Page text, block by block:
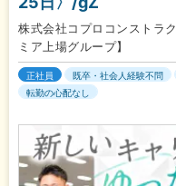
株式会社コプロコンストラ
ミア上場グループ】
正社員 既卒・社会人経験不問
転勤の心配なし